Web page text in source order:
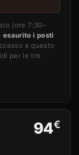
(ore 7:30–
esaurito i posti
a questo
per le tre
94€